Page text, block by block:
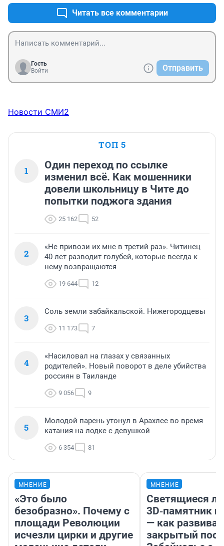
Читать все комментарии
Гость
Войти
Отправить
Новости СМИ2
ТОП 5
1
Один переход по ссылке
изменил всё. Как мошенники
довели школьницу в Чите до
попытки поджога здания
25 162 52
2
«Не привози их мне в третий раз». Читинец
40 лет разводит голубей, которые всегда к
нему возвращаются
19 644 12
3
Соль земли забайкальской. Нижегородцевы
11 173 7
4
«Насиловал на глазах у связанных
родителей». Новый поворот в деле убийства
россиян в Таиланде
9 056 9
5
Молодой парень утонул в Арахлее во время
катания на лодке с девушкой
6 354 81
МНЕНИЕ
«Это было
безобразно». Почему с
площади Революции
исчезли цирки и другие
МНЕНИЕ
Светящиеся
3D‑памятник и
— как
закрытый